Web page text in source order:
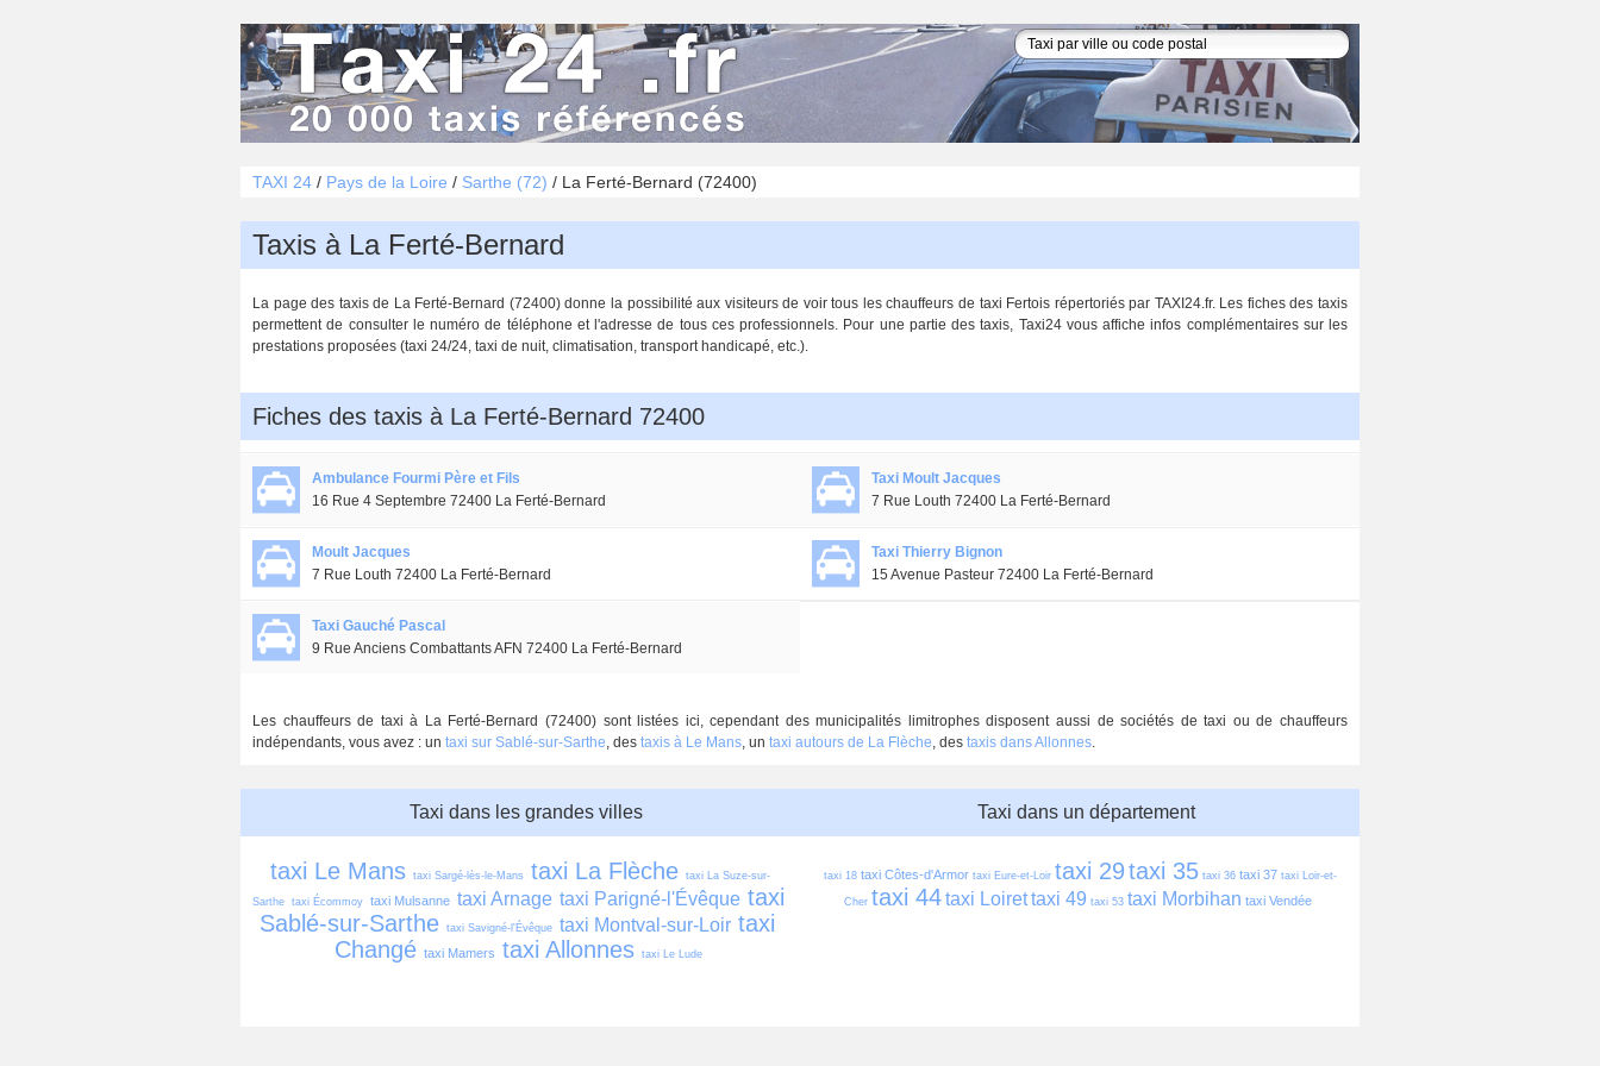
TAXI 24 / Pays de la Loire / Sarthe (72) / La Ferté-Bernard (72400)
Taxis à La Ferté-Bernard
La page des taxis de La Ferté-Bernard (72400) donne la possibilité aux visiteurs de voir tous les chauffeurs de taxi Fertois répertoriés par TAXI24.fr. Les fiches des taxis
permettent de consulter le numéro de téléphone et l'adresse de tous ces professionnels. Pour une partie des taxis, Taxi24 vous affiche infos complémentaires sur les
prestations proposées (taxi 24/24, taxi de nuit, climatisation, transport handicapé, etc.).
Fiches des taxis à La Ferté-Bernard 72400
Ambulance Fourmi Père et Fils
16 Rue 4 Septembre 72400 La Ferté-Bernard
Moult Jacques
7 Rue Louth 72400 La Ferté-Bernard
Taxi Gauché Pascal
9 Rue Anciens Combattants AFN 72400 La Ferté-Bernard
Taxi Moult Jacques
7 Rue Louth 72400 La Ferté-Bernard
Taxi Thierry Bignon
15 Avenue Pasteur 72400 La Ferté-Bernard
Les chauffeurs de taxi à La Ferté-Bernard (72400) sont listées ici, cependant des municipalités limitrophes disposent aussi de sociétés de taxi ou de chauffeurs
indépendants, vous avez : un taxi sur Sablé-sur-Sarthe, des taxis à Le Mans, un taxi autours de La Flèche, des taxis dans Allonnes.
Taxi dans les grandes villes
taxi Le Mans taxi Sargé-lès-le-Mans taxi La Flèche taxi La Suze-sur-
Sarthe taxi Écommoy taxi Mulsanne taxi Arnage taxi Parigné-l'Évêque taxi
Sablé-sur-Sarthe
taxi Savigné-l'Évêque taxi Montval-sur-Loir taxi
Changé taxi Mamers taxi Allonnes taxi Le Lude
Taxi dans un département
taxi 18 taxi Côtes-d'Armor taxi Eure-et-Loir taxi 29taxi 35 taxi 36 taxi 37 taxi Loir-et-
Cher taxi 44taxi Loirettaxi 49 taxi 53 taxi Morbihan taxi Vendée